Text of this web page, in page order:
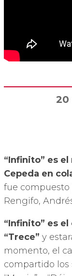
20
“Infinito” es
Cepeda en
fue compuesto
Rengifo,
“Infinito” es
“Trece” y
momento, el
compartido los